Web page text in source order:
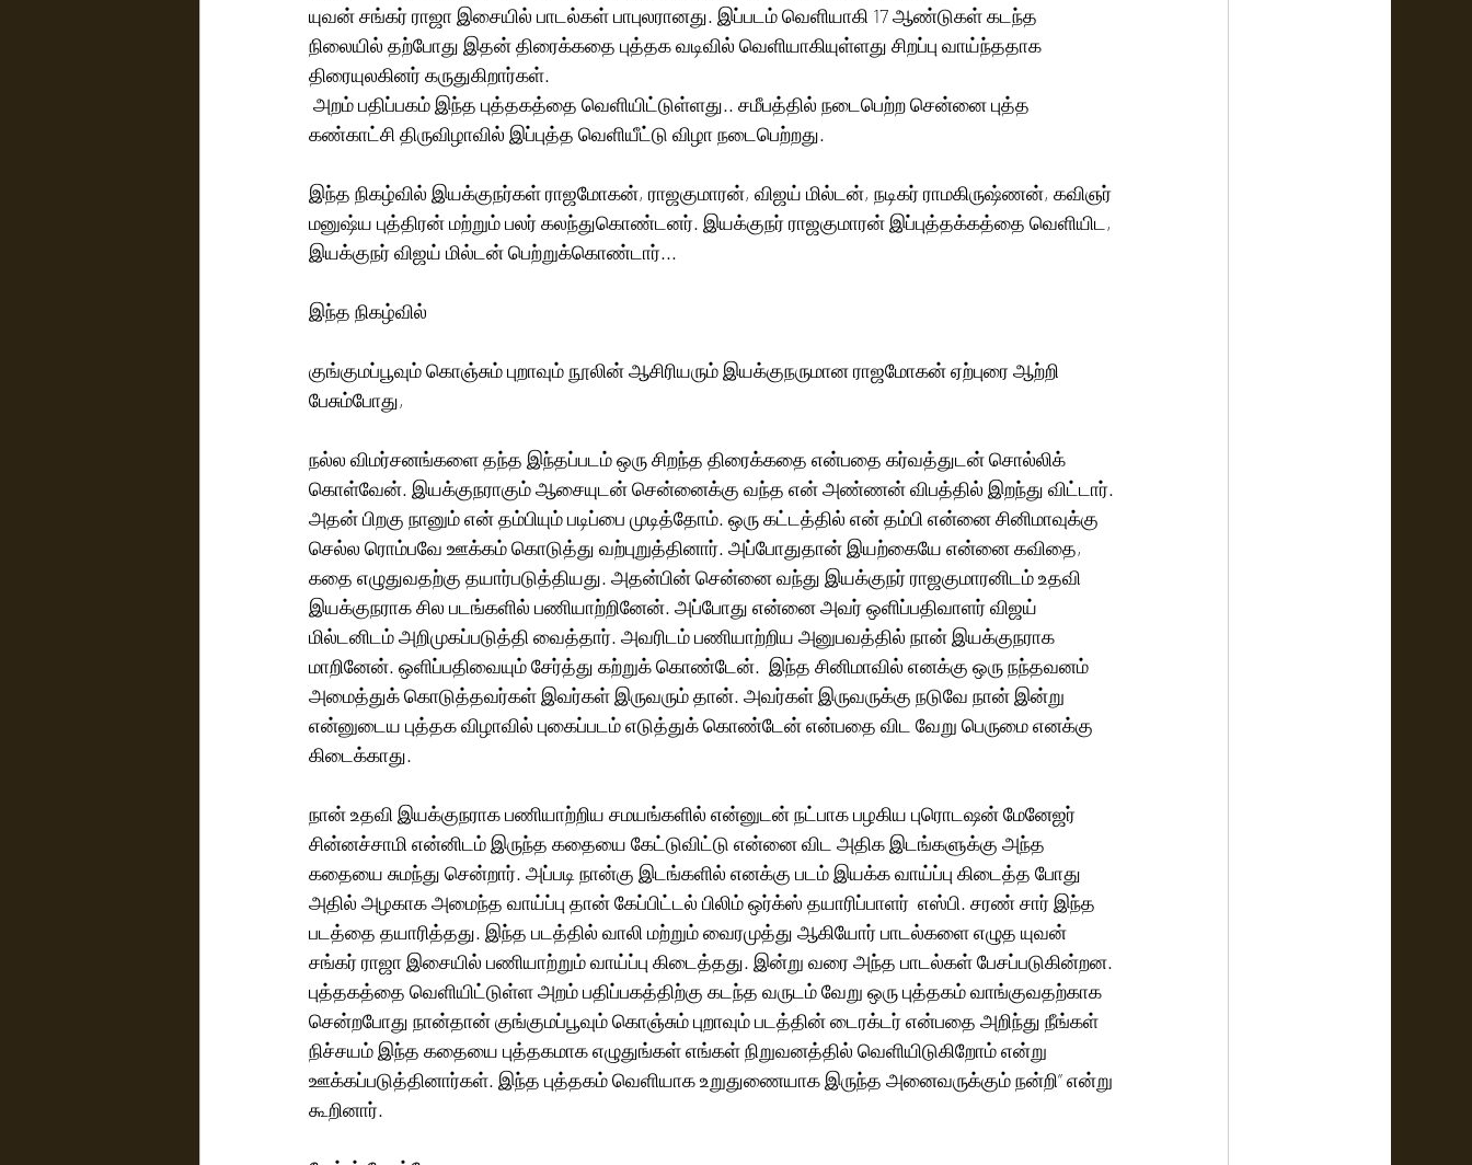
யுவன் சங்கர் ராஜா இசையில் பாடல்கள் பாபுலரானது. இப்படம் வெளியாகி 17 ஆண்டுகள் கடந்த
நிலையில் தற்போது இதன் திரைக்கதை புத்தக வடிவில் வெளியாகியுள்ளது சிறப்பு வாய்ந்ததாக
திரையுலகினர் கருதுகிறார்கள்.
கண்காட்சி திருவிழாவில் இப்புத்த வெளியீட்டு விழா நடைபெற்றது.
இந்த நிகழ்வில் இயக்குநர்கள் ராஜமோகன், ராஜகுமாரன், விஜய் மில்டன், நடிகர் ராமகிருஷ்ணன், கவிஞர்
மனுஷ்ய புத்திரன் மற்றும் பலர் கலந்துகொண்டனர். இயக்குநர் ராஜகுமாரன் இப்புத்தக்கத்தை வெளியிட,
இயக்குநர் விஜய் மில்டன் பெற்றுக்கொண்டார்...
இந்த நிகழ்வில்
குங்குமப்பூவும் கொஞ்சும் புறாவும் நூலின் ஆசிரியரும் இயக்குநருமான ராஜமோகன் ஏற்புரை ஆற்றி
பேசும்போது,
நல்ல விமர்சனங்களை தந்த இந்தப்படம் ஒரு சிறந்த திரைக்கதை என்பதை கர்வத்துடன் சொல்லிக்
கொள்வேன். இயக்குநராகும் ஆசையுடன் சென்னைக்கு வந்த என் அண்ணன் விபத்தில் இறந்து விட்டார்.
அதன் பிறகு நானும் என் தம்பியும் படிப்பை முடித்தோம். ஒரு கட்டத்தில் என் தம்பி என்னை சினிமாவுக்கு
செல்ல ரொம்பவே ஊக்கம் கொடுத்து வற்புறுத்தினார். அப்போதுதான் இயற்கையே என்னை கவிதை,
கதை எழுதுவதற்கு தயார்படுத்தியது. அதன்பின் சென்னை வந்து இயக்குநர் ராஜகுமாரனிடம் உதவி
இயக்குநராக சில படங்களில் பணியாற்றினேன். அப்போது என்னை அவர் ஒளிப்பதிவாளர் விஜய்
மில்டனிடம் அறிமுகப்படுத்தி வைத்தார். அவரிடம் பணியாற்றிய அனுபவத்தில் நான் இயக்குநராக
மாறினேன். ஒளிப்பதிவையும் சேர்த்து கற்றுக் கொண்டேன்.  இந்த சினிமாவில் எனக்கு ஒரு நந்தவனம்
அமைத்துக் கொடுத்தவர்கள் இவர்கள் இருவரும் தான். அவர்கள் இருவருக்கு நடுவே நான் இன்று
என்னுடைய புத்தக விழாவில் புகைப்படம் எடுத்துக் கொண்டேன் என்பதை விட வேறு பெருமை எனக்கு
கிடைக்காது.
நான் உதவி இயக்குநராக பணியாற்றிய சமயங்களில் என்னுடன் நட்பாக பழகிய புரொடஷன் மேனேஜர்
சின்னச்சாமி என்னிடம் இருந்த கதையை கேட்டுவிட்டு என்னை விட அதிக இடங்களுக்கு அந்த
கதையை சுமந்து சென்றார். அப்படி நான்கு இடங்களில் எனக்கு படம் இயக்க வாய்ப்பு கிடைத்த போது
அதில் அழகாக அமைந்த வாய்ப்பு தான் கேப்பிட்டல் பிலிம் ஒர்க்ஸ் தயாரிப்பாளர்  எஸ்பி. சரண் சார் இந்த
படத்தை தயாரித்தது. இந்த படத்தில் வாலி மற்றும் வைரமுத்து ஆகியோர் பாடல்களை எழுத யுவன்
சங்கர் ராஜா இசையில் பணியாற்றும் வாய்ப்பு கிடைத்தது. இன்று வரை அந்த பாடல்கள் பேசப்படுகின்றன.
புத்தகத்தை வெளியிட்டுள்ள அறம் பதிப்பகத்திற்கு கடந்த வருடம் வேறு ஒரு புத்தகம் வாங்குவதற்காக
சென்றபோது நான்தான் குங்குமப்பூவும் கொஞ்சும் புறாவும் படத்தின் டைரக்டர் என்பதை அறிந்து நீங்கள்
நிச்சயம் இந்த கதையை புத்தகமாக எழுதுங்கள் எங்கள் நிறுவனத்தில் வெளியிடுகிறோம் என்று
ஊக்கப்படுத்தினார்கள். இந்த புத்தகம் வெளியாக உறுதுணையாக இருந்த அனைவருக்கும் நன்றி” என்று
கூறினார்.